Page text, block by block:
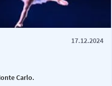
17.12.2024
Carlo.